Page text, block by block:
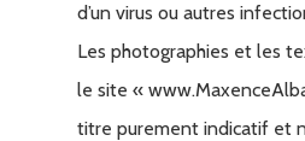
d’un virus ou autres
Les photographies et les
le site «
titre purement indicatif et